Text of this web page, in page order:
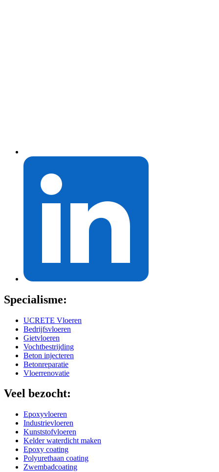
Specialisme:
UCRETE Vloeren
Bedrijfsvloeren
Gietvloeren
Vochtbestrijding
Beton injecteren
Betonreparatie
Vloerrenovatie
Veel bezocht:
Epoxyvloeren
Industrievloeren
Kunststofvloeren
Kelder waterdicht maken
Epoxy coating
Polyurethaan coating
Zwembadcoating